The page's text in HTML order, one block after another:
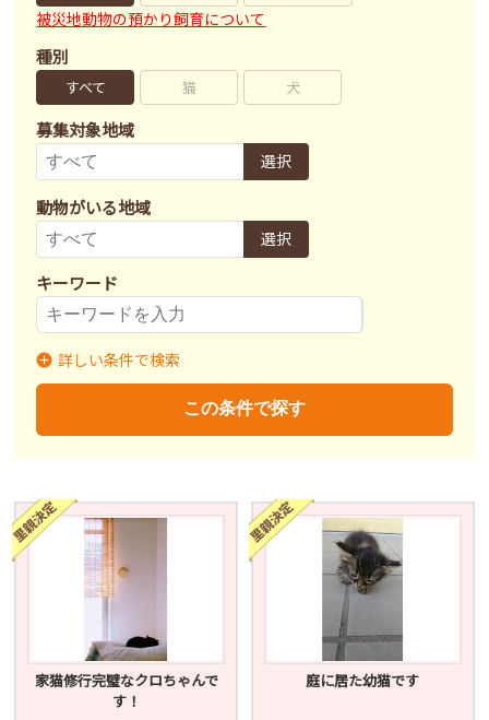
被災地動物の預かり飼育について
種別
すべて 猫 犬
募集対象地域
選択
動物がいる地域
選択
キーワード
募集状況
不妊去勢手術
済 未 不明
詳しい条件で検索
この条件で探す
家猫修行完璧なクロちゃんで
す！
庭に居た幼猫です